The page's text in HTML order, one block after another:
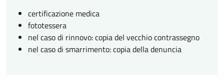
certificazione medica
fototessera
nel caso di rinnovo: copia del vecchio contrassegno
nel caso di smarrimento: copia della denuncia